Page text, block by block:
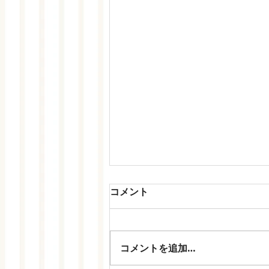
Instagram（インスタグラ
きごとはインスタグラムへ移行し
ました。
コメント
コメントを追加…